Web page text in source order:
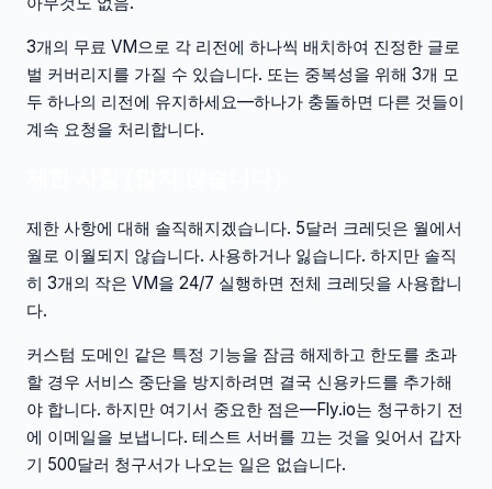
3개의 무료 VM으로 각 리전에 하나씩 배치하여 진정한 글로
벌 커버리지를 가질 수 있습니다. 또는 중복성을 위해 3개 모
두 하나의 리전에 유지하세요—하나가 충돌하면 다른 것들이
계속 요청을 처리합니다.
제한 사항에 대해 솔직해지겠습니다. 5달러 크레딧은 월에서
월로 이월되지 않습니다. 사용하거나 잃습니다. 하지만 솔직
히 3개의 작은 VM을 24/7 실행하면 전체 크레딧을 사용합니
다.
커스텀 도메인 같은 특정 기능을 잠금 해제하고 한도를 초과
할 경우 서비스 중단을 방지하려면 결국 신용카드를 추가해
야 합니다. 하지만 여기서 중요한 점은—Fly.io는 청구하기 전
에 이메일을 보냅니다. 테스트 서버를 끄는 것을 잊어서 갑자
기 500달러 청구서가 나오는 일은 없습니다.